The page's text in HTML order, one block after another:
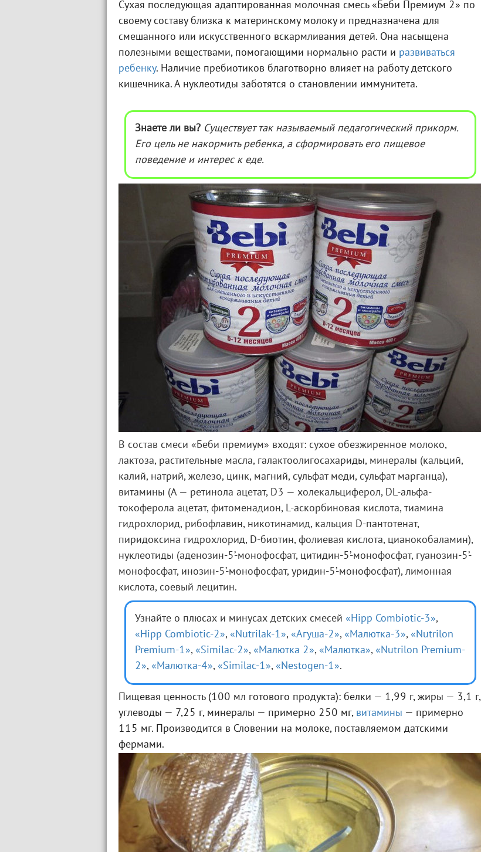
Сухая последующая адаптированная молочная смесь «Беби Премиум 2» по
своему составу близка к материнскому молоку и предназначена для
смешанного или искусственного вскармливания детей. Она насыщена
полезными веществами, помогающими нормально расти и развиваться
ребенку. Наличие пребиотиков благотворно влияет на работу детского
кишечника. А нуклеотиды заботятся о становлении иммунитета.
Знаете ли вы? Существует так называемый педагогический прикорм.
Его цель не накормить ребенка, а сформировать его пищевое
поведение и интерес к еде.
В состав смеси «Беби премиум» входят: сухое обезжиренное молоко,
лактоза, растительные масла, галактоолигосахариды, минералы (кальций,
калий, натрий, железо, цинк, магний, сульфат меди, сульфат марганца),
витамины (А — ретинола ацетат, D3 — холекальциферол, DL-альфа-
токоферола ацетат, фитоменадион, L-аскорбиновая кислота, тиамина
гидрохлорид, рибофлавин, никотинамид, кальция D-пантотенат,
пиридоксина гидрохлорид, D-биотин, фолиевая кислота, цианокобаламин),
нуклеотиды (аденозин-5’-монофосфат, цитидин-5’-монофосфат, гуанозин-5’-
монофосфат, инозин-5’-монофосфат, уридин-5’-монофосфат), лимонная
кислота, соевый лецитин.
Узнайте о плюсах и минусах детских смесей «Hipp Combiotic-3»,
«Hipp Combiotic-2», «Nutrilak-1»,«Агуша-2», «Малютка-3», «Nutrilon
Premium-1», «Similac-2», «Малютка 2», «Малютка»,«Nutrilon Premium-
2»,«Малютка-4», «Similac-1», «Nestogen-1».
Пищевая ценность (100 мл готового продукта): белки — 1,99 г, жиры — 3,1 г,
углеводы — 7,25 г, минералы — примерно 250 мг, витамины — примерно
115 мг. Производится в Словении на молоке, поставляемом датскими
фермами.